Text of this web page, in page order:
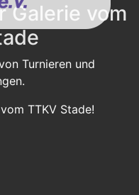
Galerie vom
Turnieren und
TTKV Stade!